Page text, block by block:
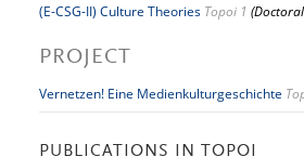
(E-CSG-II) Culture Theories Topoi 1
PROJECT
Vernetzen! Eine Medienkulturgeschichte
PUBLICATIONS IN TOPOI